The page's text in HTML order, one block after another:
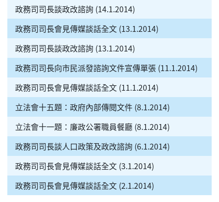
政務司司長談政改諮詢 (14.1.2014)
政務司司長會見傳媒談話全文 (13.1.2014)
政務司司長談政改諮詢 (13.1.2014)
政務司司長向市民派發諮詢文件宣傳單張 (11.1.2014)
政務司司長會見傳媒談話全文 (11.1.2014)
立法會十五題：政府內部傳閱文件 (8.1.2014)
立法會十一題：廉政公署職員餐廳 (8.1.2014)
政務司司長談人口政策及政改諮詢 (6.1.2014)
政務司司長會見傳媒談話全文 (3.1.2014)
政務司司長會見傳媒談話全文 (2.1.2014)